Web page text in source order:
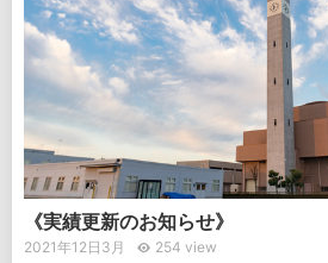
《実績更新のお知らせ》
2021年12日3月 254 view